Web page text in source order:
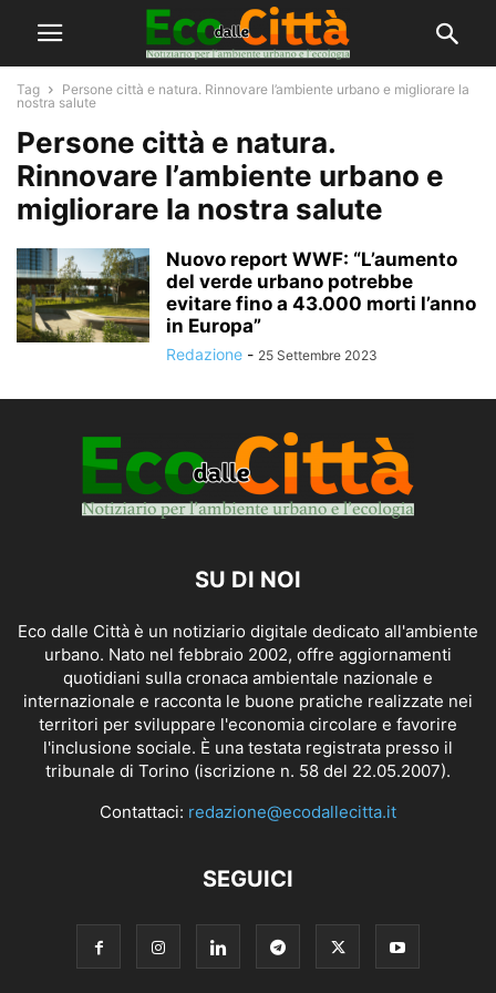
Tag
Persone città e natura. Rinnovare l’ambiente urbano e migliorare la
nostra salute
Persone città e natura.
Rinnovare l’ambiente urbano e
migliorare la nostra salute
Nuovo report WWF: “L’aumento
del verde urbano potrebbe
evitare fino a 43.000 morti l’anno
in Europa”
Redazione - 25 Settembre 2023
SU DI NOI
Eco dalle Città è un notiziario digitale dedicato all'ambiente
urbano. Nato nel febbraio 2002, offre aggiornamenti
quotidiani sulla cronaca ambientale nazionale e
internazionale e racconta le buone pratiche realizzate nei
territori per sviluppare l'economia circolare e favorire
l'inclusione sociale. È una testata registrata presso il
tribunale di Torino (iscrizione n. 58 del 22.05.2007).
Contattaci: redazione@ecodallecitta.it
SEGUICI